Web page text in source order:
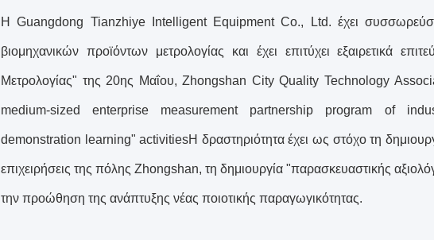
Η Guangdong Tianzhiye Intelligent Equipment Co., Ltd. έχει
βιομηχανικών προϊόντων μετρολογίας και έχει επιτύχει εξαιρετικά
Μετρολογίας" της 20ης Μαΐου, Zhongshan City Quality Technology
medium-sized enterprise measurement partnership program of
demonstration learning" activitiesΗ δραστηριότητα έχει ως στόχο τη
επιχειρήσεις της πόλης Zhongshan, τη δημιουργία "παρασκευαστικής
την προώθηση της ανάπτυξης νέας ποιοτικής παραγωγικότητας.